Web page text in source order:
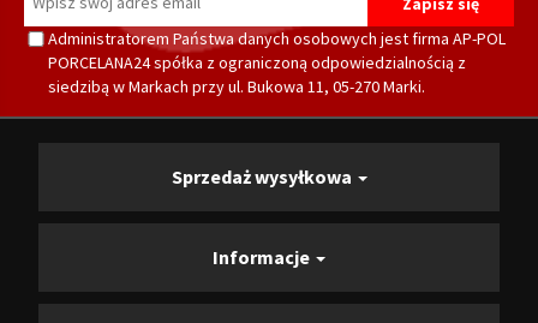
Administratorem Państwa danych osobowych jest firma AP-POL
PORCELANA24 spółka z ograniczoną odpowiedzialnością z
siedzibą w Markach przy ul. Bukowa 11, 05-270 Marki.
Sprzedaż wysyłkowa
Informacje